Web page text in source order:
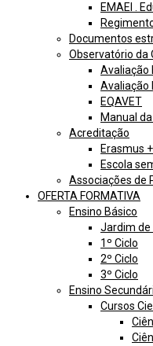
EMAEI .
Documentos
Observatório da
Avaliação
Avaliação
EQAVET
Manual
Acreditação
Erasmus
Escola
Associações de
OFERTA FORMATIVA
Ensino Básico
Jardim de
1º Ciclo
2º Ciclo
3º Ciclo
Ensino
Cursos